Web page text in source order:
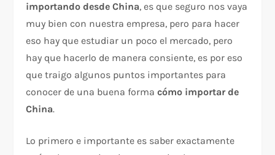
importando desde China, es que seguro nos vaya
muy bien con nuestra empresa, pero para hacer
eso hay que estudiar un poco el mercado, pero
hay que hacerlo de manera consiente, es por eso
que traigo algunos puntos importantes para
conocer de una buena formacómo importar de
China.
Lo primero e importante es saber exactamente